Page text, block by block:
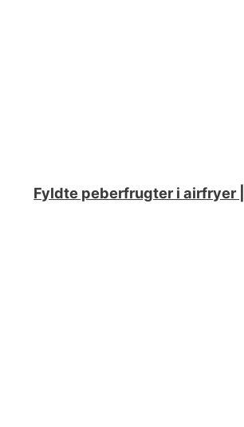
Fyldte peberfrugter i airfryer